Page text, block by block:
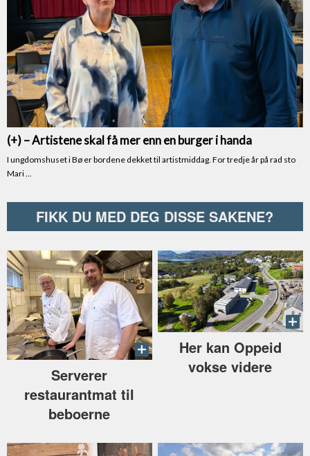
FIKK DU MED DEG DISSE SAKENE?
Serverer
restaurantmat til
beboerne
Her kan Oppeid
vokse videre